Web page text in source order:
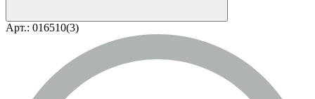
Арт.: 016510(3)